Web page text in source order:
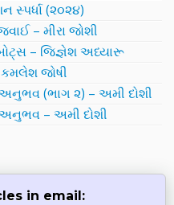
સ્પર્ધા (૨૦૨૪)
– મીરા જોશી
– જિજ્ઞેશ અધ્યારૂ
જોષી
(ભાગ ૨) – અમી દોશી
– અમી દોશી
in email: